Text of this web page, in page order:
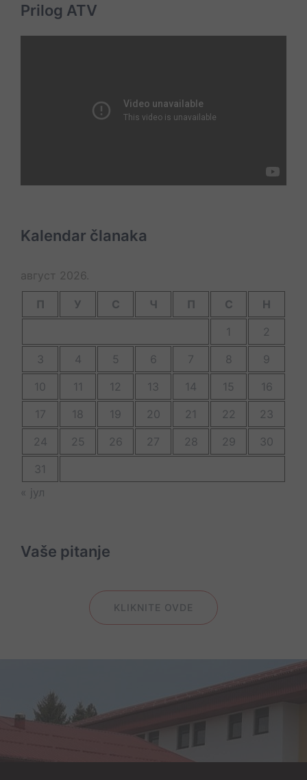
Prilog ATV
Kalendar članaka
август 2026.
П У С Ч П С
Н
1
2
3
4 5 6 7 8
9
10
11 12 13 14 15
16
17
18 19 20 21 22
23
24
25 26 27 28 29
30
31
« јул
Vaše pitanje
KLIKNITE OVDE